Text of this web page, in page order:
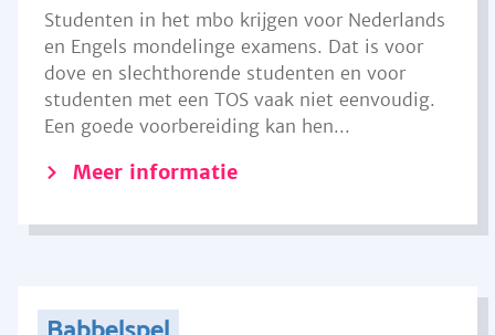
Studenten in het mbo krijgen voor Nederlands
en Engels mondelinge examens. Dat is voor
dove en slechthorende studenten en voor
studenten met een TOS vaak niet eenvoudig.
Een goede voorbereiding kan hen...
Meer informatie